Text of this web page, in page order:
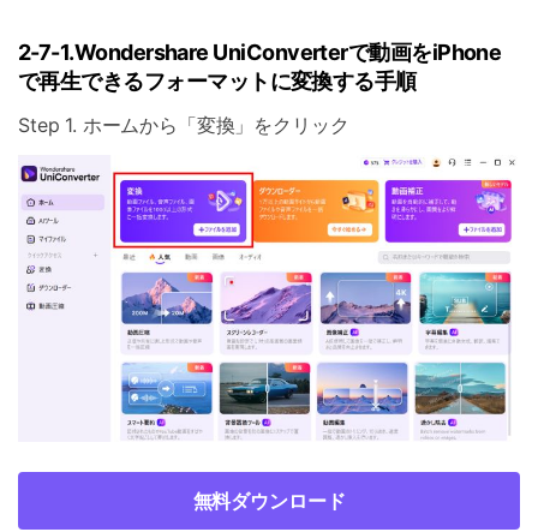
2-7-1.Wondershare UniConverterで動画をiPhone
で再生できるフォーマットに変換する手順
Step 1. ホームから「変換」をクリック
無料ダウンロード